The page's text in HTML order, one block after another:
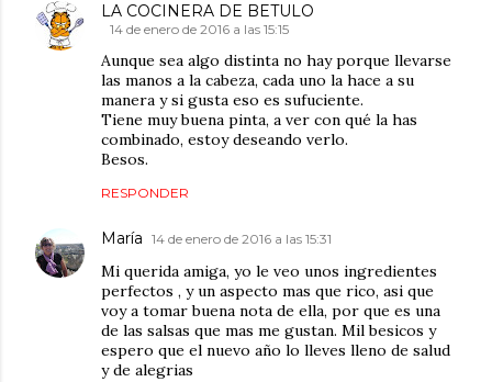
LA COCINERA DE BETULO
14 de enero de 2016 a las 15:15
Aunque sea algo distinta no hay porque llevarse
las manos a la cabeza, cada uno la hace a su
manera y si gusta eso es sufuciente.
Tiene muy buena pinta, a ver con qué la has
combinado, estoy deseando verlo.
Besos.
RESPONDER
María 14 de enero de 2016 a las 15:31
Mi querida amiga, yo le veo unos ingredientes
perfectos , y un aspecto mas que rico, asi que
voy a tomar buena nota de ella, por que es una
de las salsas que mas me gustan. Mil besicos y
espero que el nuevo año lo lleves lleno de salud
y de alegrias